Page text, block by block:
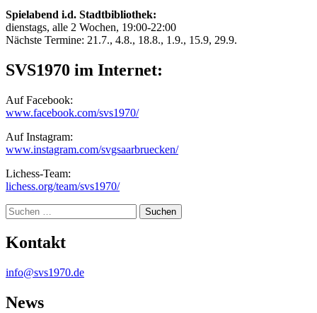
Spielabend i.d. Stadtbibliothek:
dienstags, alle 2 Wochen, 19:00-22:00
Nächste Termine: 21.7., 4.8., 18.8., 1.9., 15.9, 29.9.
SVS1970 im Internet:
Auf Facebook:
www.facebook.com/svs1970/
Auf Instagram:
www.instagram.com/svgsaarbruecken/
Lichess-Team:
lichess.org/team/svs1970/
Suche
Kontakt
info@svs1970.de
News